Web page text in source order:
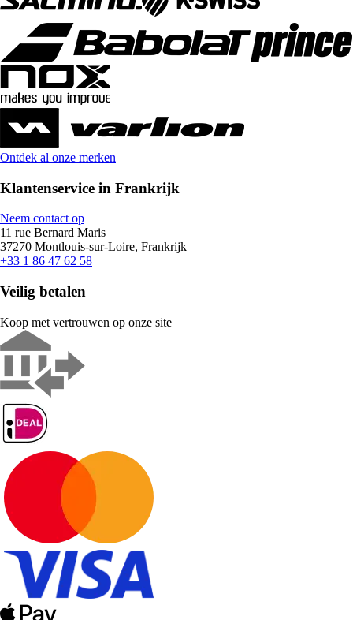
Ontdek al onze merken
Klantenservice in Frankrijk
Neem contact op
11 rue Bernard Maris
37270 Montlouis-sur-Loire, Frankrijk
+33 1 86 47 62 58
Veilig betalen
Koop met vertrouwen op onze site